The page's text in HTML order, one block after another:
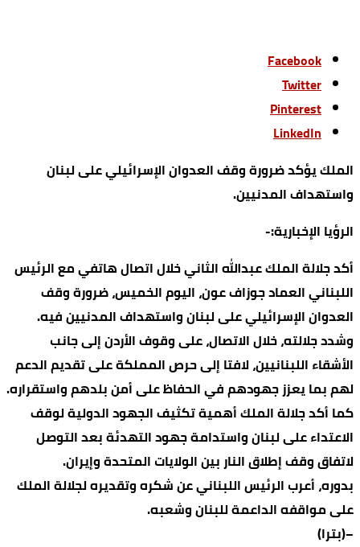
Facebook
Twitter
Pinterest
LinkedIn
الملك يؤكد ضرورة وقف العدوان الإسرائيلي على لبنان
واستهداف المدنيين.
الرؤيا الإخبارية:-
أكد جلالة الملك عبدالله الثاني خلال اتصال هاتفي مع الرئيس
اللبناني العماد جوزاف عون، اليوم الخميس، ضرورة وقف
العدوان الإسرائيلي على لبنان واستهداف المدنيين فيه.
وشدد جلالته، خلال الاتصال، على وقوف الأردن إلى جانب
الأشقاء اللبنانيين، لافتا إلى حرص المملكة على تقديم الدعم
لهم بما يعزز جهودهم في الحفاظ على أمن بلدهم واستقراره.
كما أكد جلالة الملك أهمية تكثيف الجهود الدولية لوقف
الاعتداء على لبنان واستدامة جهود التهدئة بعد التوصل
لاتفاق وقف إطلاق النار بين الولايات المتحدة وإيران.
بدوره، أعرب الرئيس اللبناني عن شكره وتقديره لجلالة الملك
على مواقفه الداعمة للبنان وشعبه.
–(بترا)